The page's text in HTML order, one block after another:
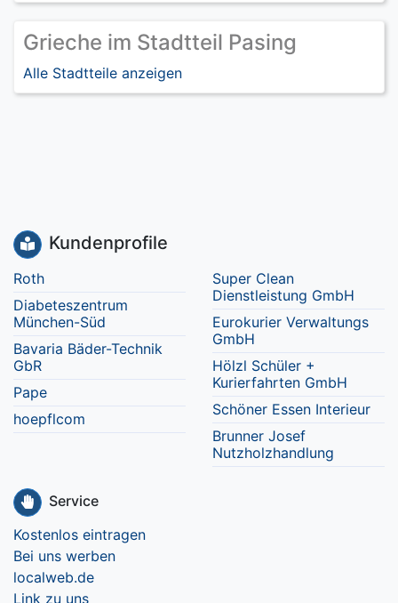
Grieche im Stadtteil Pasing
Alle Stadtteile anzeigen
Kundenprofile
Roth
Diabeteszentrum
München-Süd
Bavaria Bäder-Technik
GbR
Pape
hoepflcom
Super Clean
Dienstleistung GmbH
Eurokurier Verwaltungs
GmbH
Hölzl Schüler +
Kurierfahrten GmbH
Schöner Essen Interieur
Brunner Josef
Nutzholzhandlung
Service
Kostenlos eintragen
Bei uns werben
localweb.de
Link zu uns